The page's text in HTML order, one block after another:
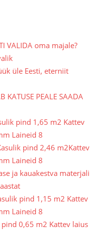
VALIDA oma majale?
üle Eesti, eterniit
KATUSE PEALE SAADA
pind 1,65 m2 Kattev
Laineid 8
pind 2,46 m2Kattev
Laineid 8
ja kauakestva materjali
pind 1,15 m2 Kattev
Laineid 8
0,65 m2 Kattev laius